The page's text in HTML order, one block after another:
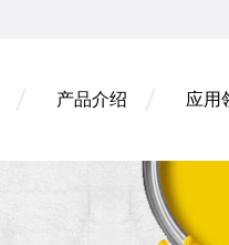
产品介绍 应用